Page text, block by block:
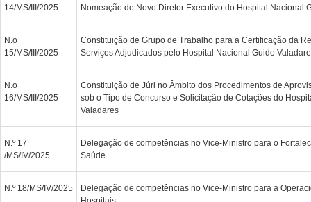
14/MS/III/2025
Nomeação de Novo Diretor Executivo do Hospital Nacional
N.o
15/MS/III/2025
Constituição de Grupo de Trabalho para a Certificação da
Serviços Adjudicados pelo Hospital Nacional Guido
N.o
16/MS/III/2025
Constituição de Júri no Âmbito dos Procedimentos de
sob o Tipo de Concurso e Solicitação de Cotações do
Valadares
N.º 17
/MS/IV/2025
Delegação de competências no Vice-Ministro para o
Saúde
N.º 18/MS/IV/2025
Delegação de competências no Vice-Ministro para a